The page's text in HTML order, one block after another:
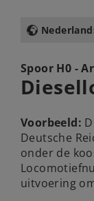
Spoor H0 -
Voorbeeld:
Deutsche
onder de
uitvoering